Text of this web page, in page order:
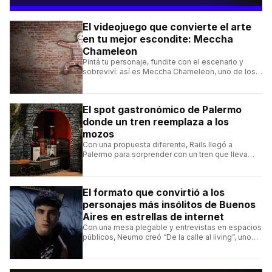
El videojuego que convierte el arte
en tu mejor escondite: Meccha
Chameleon
Pintá tu personaje, fundite con el escenario y
sobreviví: así es Meccha Chameleon, uno de los
El spot gastronómico de Palermo
donde un tren reemplaza a los
mozos
Con una propuesta diferente, Rails llegó a
Palermo para sorprender con un tren que lleva
El formato que convirtió a los
personajes más insólitos de Buenos
Aires en estrellas de internet
Con una mesa plegable y entrevistas en espacios
públicos, Neumo creó “De la calle al living”, uno